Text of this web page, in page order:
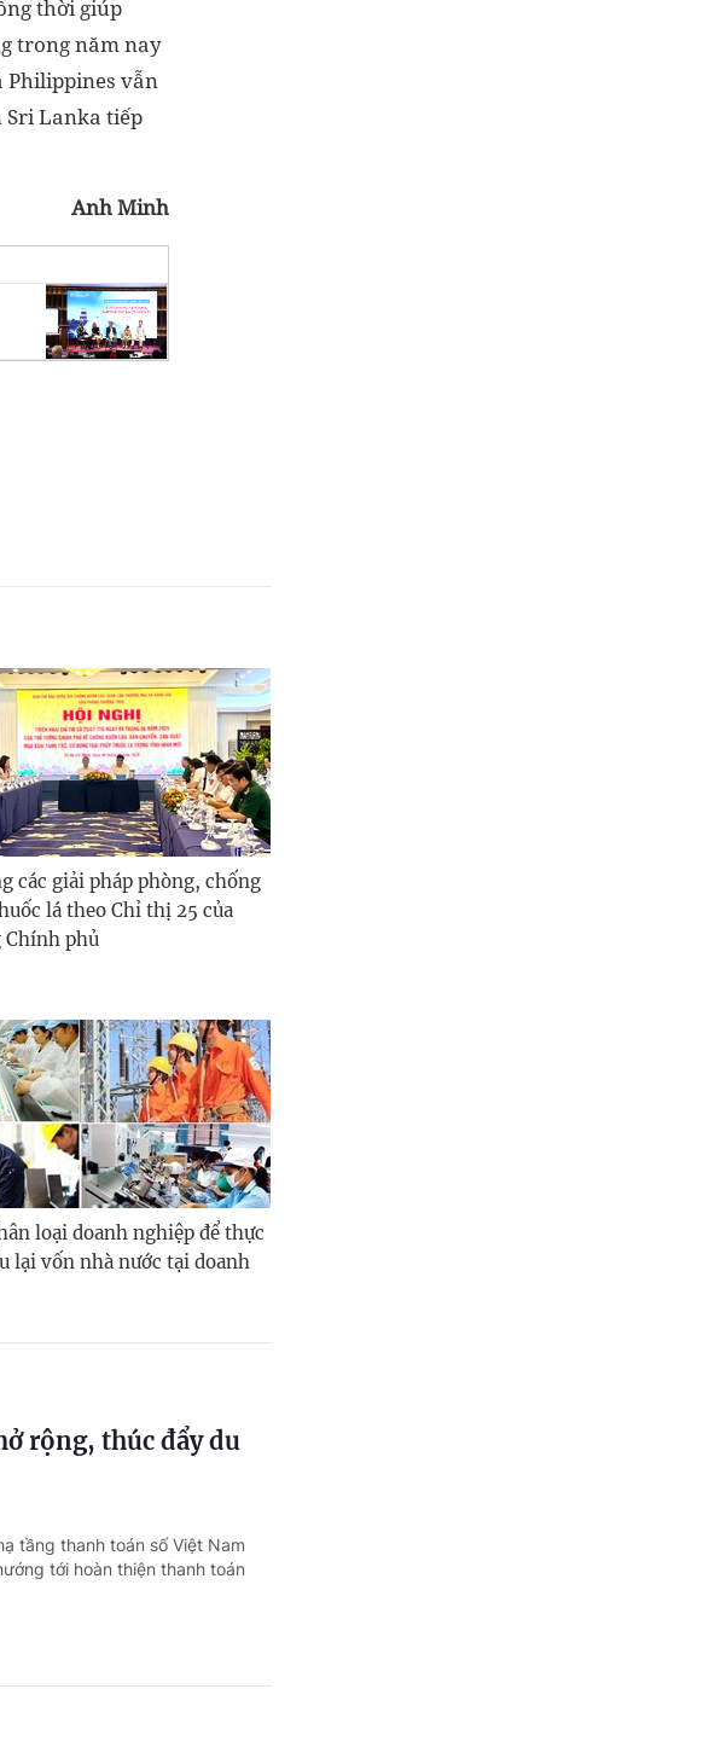
thời giúp
trong năm nay
Philippines vẫn
Sri Lanka tiếp
Anh Minh
các giải pháp phòng, chống
lá theo Chỉ thị 25 của
Chính phủ
loại doanh nghiệp để thực
lại vốn nhà nước tại doanh
rộng, thúc đẩy du
tầng thanh toán số Việt Nam
tới hoàn thiện thanh toán